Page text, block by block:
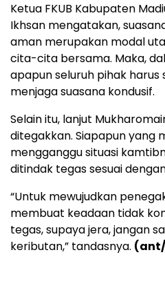
Ketua FKUB Kabupaten
Ikhsan mengatakan,
aman merupakan modal
cita-cita bersama. Maka,
apapun seluruh pihak
menjaga suasana kondusif.
Selain itu, lanjut
ditegakkan. Siapapun yang
mengganggu situasi
ditindak tegas sesuai
“Untuk mewujudkan
membuat keadaan tidak
tegas, supaya jera, jangan
keributan,” tandasnya.